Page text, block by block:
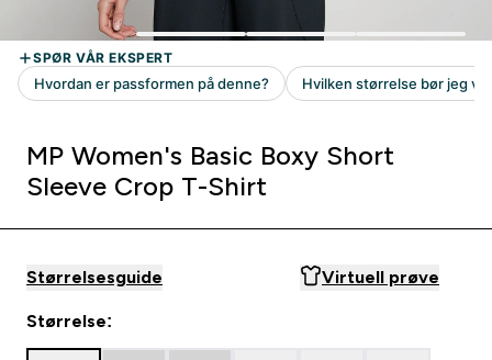
MP Women's Basic Boxy Short
Sleeve Crop T-Shirt
Størrelsesguide Virtuell prøve
Størrelse: